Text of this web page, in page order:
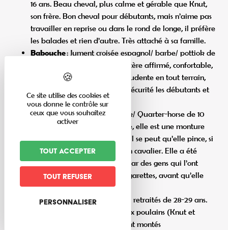
16 ans. Beau cheval, plus calme et gérable que Knut,
son frère. Bon cheval pour débutants, mais n’aime pas
travailler en reprise ou dans le rond de longe, il préfère
les balades et rien d’autre. Très attaché à sa famille.
Babouche: Jument croisée espagnol/ barbe/ pottiok de
16 ans. Belle jument, au caractère affirmé, confortable,
sûre en extérieur. Calme et prudente en tout terrain,
Babouche emmène en toute sécurité les débutants et
les expérimentés à bon port.
Hilary: Jument croisée Pottiok/ Quarter-horse de 10
ans. Très énergique, volontaire, elle est une monture
sensible et à l’écoute. A pied, il se peut qu’elle pince, si
elle sent de la tension chez son cavalier. Elle a été
malheureusement terrorisée par des gens qui l’ont
frappée et brûlée avec des cigarettes, avant qu’elle
atterrisse au Chauffour.
Sisco, Chaman et Pepita
: nos retraités de 28-29 ans.
Pepita nous a donné de beaux poulains (Knut et
Christobal). Sisco et Pepita sont montés
Ce site utilise des cookies et
vous donne le contrôle sur
ceux que vous souhaitez
activer
Tout accepter
Tout refuser
Personnaliser